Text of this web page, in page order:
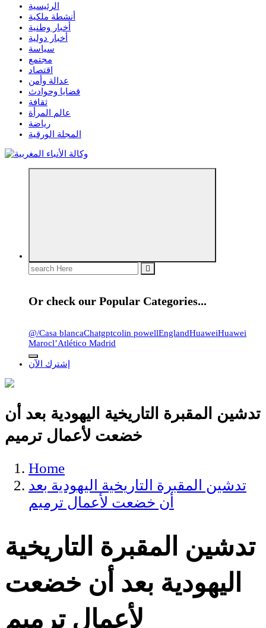
الرئيسية
أنشطة ملكية
أخبار وطنية
أخبار دولية
سياسة
مجتمع
اقتصاد
عدالة وأمن
قضايا وحوادث
ثقافة
عالم المرأة
رياضة
المجلة الورقية
Search
for:
Or check our Popular Categories...
@/Casa blancaChatgptcolin powellEnglandHuaweiHuawei
Marocl’Atlético Madrid
إشترك الآن
تدشين المقبرة التاريخية اليهودية بعد أن
خضعت لأعمال ترميم
Home
تدشين المقبرة التاريخية اليهودية بعد
أن خضعت لأعمال ترميم
تدشين المقبرة التاريخية
اليهودية بعد أن خضعت
لأعمال ترميم